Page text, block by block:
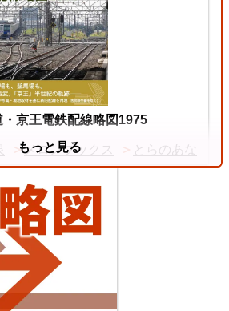
両毛線
成田空港機能強化で京成成田スカ
JRの配線はどう変わる？
央本線（東京～塩尻）
・京王電鉄配線略図1975
メロンブックス とらのあな
もっと見る